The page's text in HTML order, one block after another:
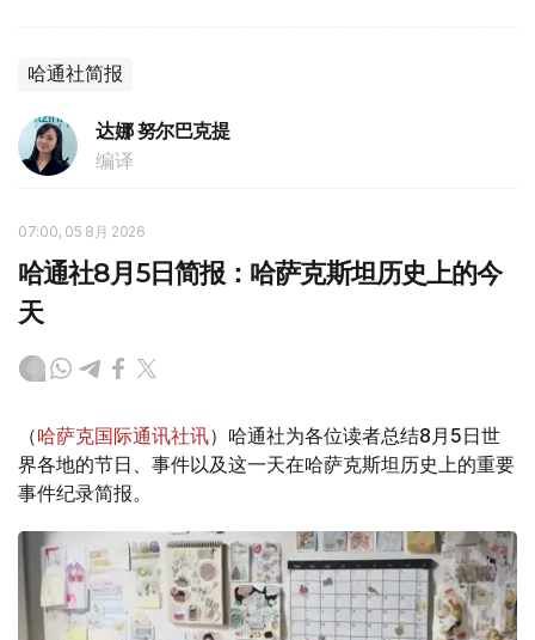
哈通社简报
达娜 努尔巴克提
编译
07:00, 05 8月 2026
哈通社8月5日简报：哈萨克斯坦历史上的今
天
（哈萨克国际通讯社讯）哈通社为各位读者总结8月5日世
界各地的节日、事件以及这一天在哈萨克斯坦历史上的重要
事件纪录简报。